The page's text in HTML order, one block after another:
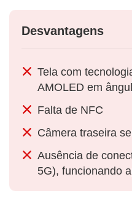
Desvantagens
Tela com
AMOLED em
Falta de NFC
Câmera traseira
Ausência de
5G), funcionando